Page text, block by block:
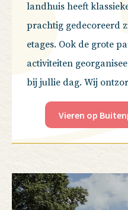
landhuis heeft
prachtig gedecoreerd
etages. Ook degrote
activiteiten
bij jullie dag. Wij
Vieren op